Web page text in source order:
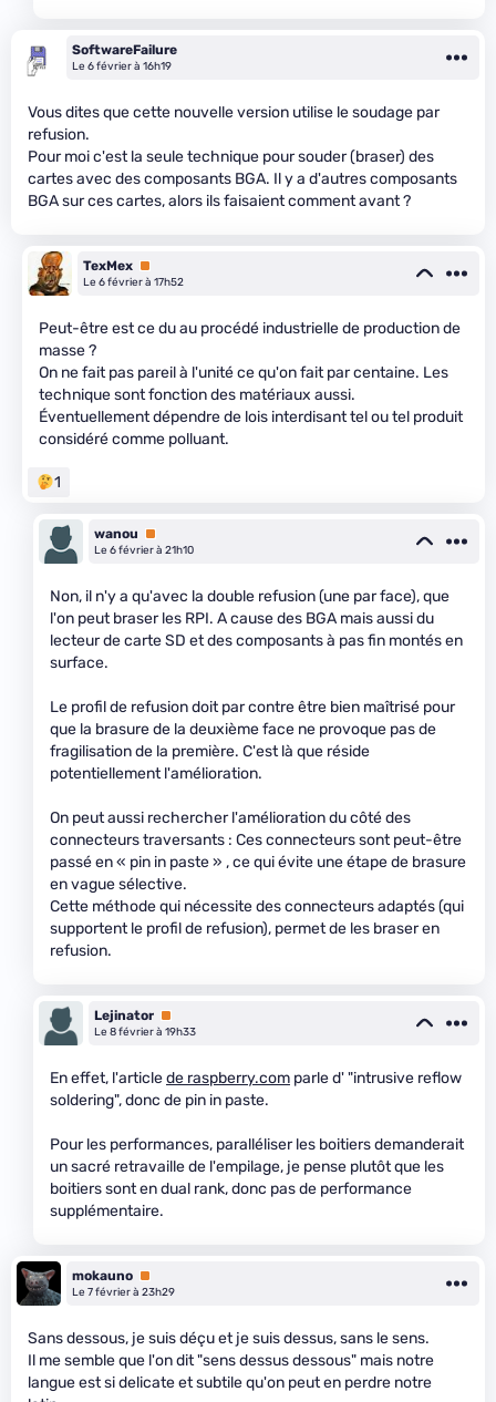
SoftwareFailure
Le 6 février à 16h19
Vous dites que cette nouvelle version utilise le soudage par
refusion.
Pour moi c'est la seule technique pour souder (braser) des
cartes avec des composants BGA. Il y a d'autres composants
BGA sur ces cartes, alors ils faisaient comment avant ?
TexMex Premium
Le 6 février à 17h52
Peut-être est ce du au procédé industrielle de production de
masse ?
On ne fait pas pareil à l'unité ce qu'on fait par centaine. Les
technique sont fonction des matériaux aussi.
Éventuellement dépendre de lois interdisant tel ou tel produit
considéré comme polluant.
1
wanou
Premium
Le 6 février à 21h10
Non, il n'y a qu'avec la double refusion (une par face), que
l'on peut braser les RPI. A cause des BGA mais aussi du
lecteur de carte SD et des composants à pas fin montés en
surface.
Le profil de refusion doit par contre être bien maîtrisé pour
que la brasure de la deuxième face ne provoque pas de
fragilisation de la première. C'est là que réside
potentiellement l'amélioration.
On peut aussi rechercher l'amélioration du côté des
connecteurs traversants : Ces connecteurs sont peut-être
passé en « pin in paste » , ce qui évite une étape de brasure
en vague sélective.
Cette méthode qui nécessite des connecteurs adaptés (qui
supportent le profil de refusion), permet de les braser en
refusion.
Lejinator Premium
Le 8 février à 19h33
En effet, l'articlede raspberry.com parle d' "intrusive reflow
soldering", donc de pin in paste.
Pour les performances, paralléliser les boitiers demanderait
un sacré retravaille de l'empilage, je pense plutôt que les
boitiers sont en dual rank, donc pas de performance
supplémentaire.
mokauno Premium
Le 7 février à 23h29
Sans dessous, je suis déçu et je suis dessus, sans le sens.
Il me semble que l'on dit "sens dessus dessous" mais notre
langue est si delicate et subtile qu'on peut en perdre notre